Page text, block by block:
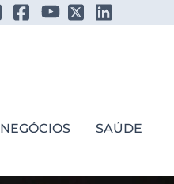
NEGÓCIOS SAÚDE